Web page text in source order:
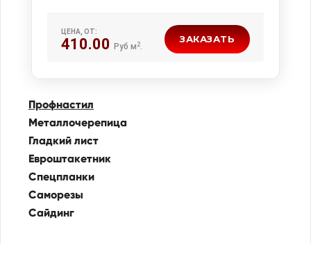
Профнастил
Металлочерепица
Гладкий лист
Евроштакетник
Спецпланки
Саморезы
Сайдинг
ЦЕНА, ОТ:
410.00 Руб м 2.
ЗАКАЗАТЬ